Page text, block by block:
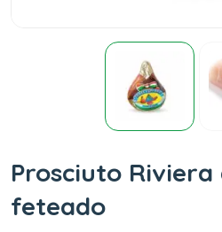
Prosciuto Riviera
feteado